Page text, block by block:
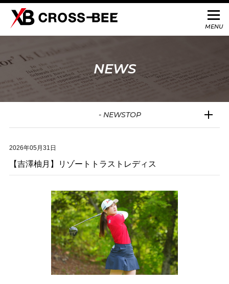
NEWS
2026年05月31日
【吉澤柚月】リゾートトラストレディス
- NEWSTOP